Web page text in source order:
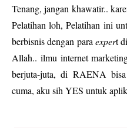
Tenang, jangan khawatir..
Pelatihan loh, Pelatihan ini
berbisnis dengan paraexpert
Allah.. ilmu internet
berjuta-juta, di RAENA
cuma, aku sih YES untuk